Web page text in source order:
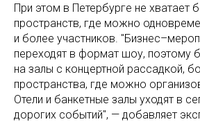
При этом в Петербурге не хватает
пространств, где можно
и более участников.
переходят в формат шоу, поэтому
на залы с концертной рассадкой,
пространства, где можно
Отели и банкетные залы уходят в
дорогих событий", — добавляет